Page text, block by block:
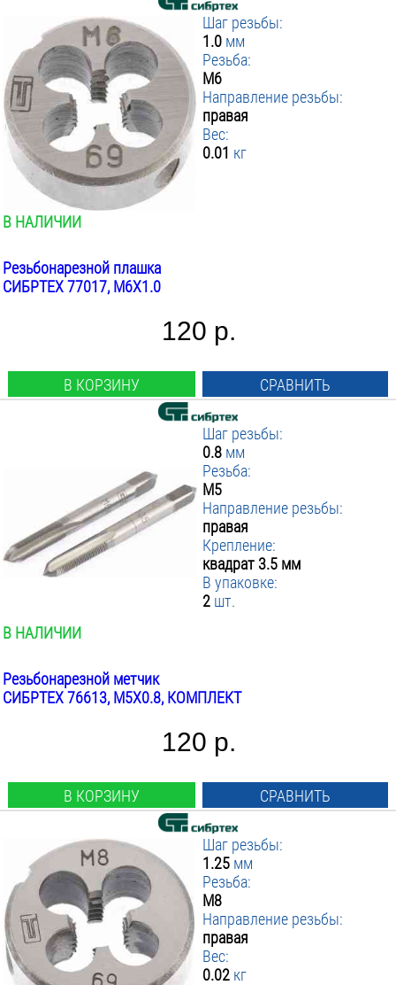
Шаг резьбы:
1.0 мм
Резьба:
М6
Направление резьбы:
правая
Вес:
0.01 кг
В НАЛИЧИИ
Резьбонарезной плашка
СИБРТЕХ 77017, М6Х1.0
120 р.
В КОРЗИНУ СРАВНИТЬ
Шаг резьбы:
0.8 мм
Резьба:
М5
Направление резьбы:
правая
Крепление:
квадрат 3.5 мм
В упаковке:
2 шт.
В НАЛИЧИИ
Резьбонарезной метчик
СИБРТЕХ 76613, М5Х0.8, КОМПЛЕКТ
120 р.
В КОРЗИНУ СРАВНИТЬ
Шаг резьбы:
1.25 мм
Резьба:
М8
Направление резьбы:
правая
Вес:
0.02 кг